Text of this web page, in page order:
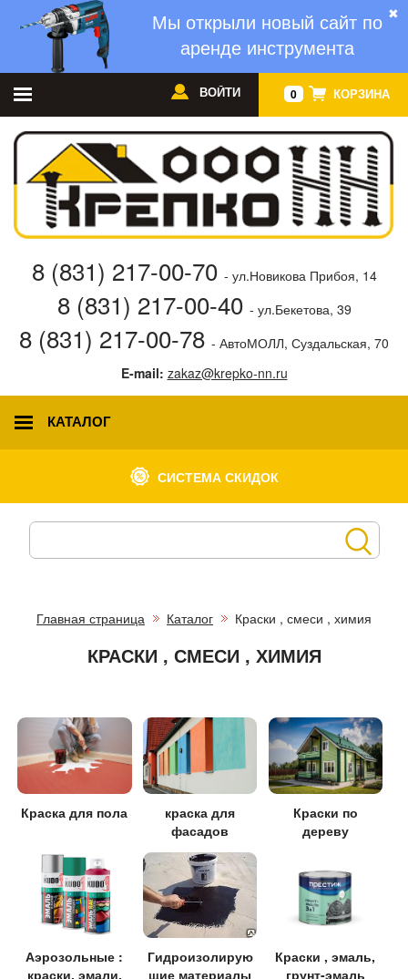
✖
Мы открыли новый сайт по
аренде инструмента
0 КОРЗИНА
ВОЙТИ
8 (831) 217-00-70 - ул.Новикова Прибоя, 14
8 (831) 217-00-40 - ул.Бекетова, 39
8 (831) 217-00-78 - АвтоМОЛЛ, Суздальская, 70
E-mail: zakaz@krepko-nn.ru
КАТАЛОГ
СИСТЕМА СКИДОК
Главная страница Каталог Краски , смеси , химия
КРАСКИ , СМЕСИ , ХИМИЯ
Краска для пола
краска для
фасадов
Краски по
дереву
Аэрозольные :
краски, эмали,
Гидроизолирую
щие материалы
Краски , эмаль,
грунт-эмаль